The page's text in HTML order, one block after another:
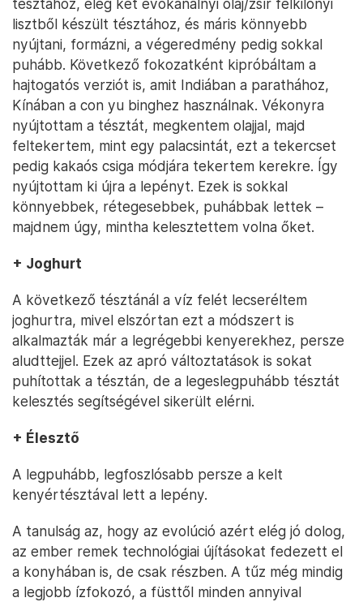
tésztához, elég két evőkanálnyi olaj/zsír félkilónyi
lisztből készült tésztához, és máris könnyebb
nyújtani, formázni, a végeredmény pedig sokkal
puhább. Következő fokozatként kipróbáltam a
hajtogatós verziót is, amit Indiában a parathához,
Kínában a con yu binghez használnak. Vékonyra
nyújtottam a tésztát, megkentem olajjal, majd
feltekertem, mint egy palacsintát, ezt a tekercset
pedig kakaós csiga módjára tekertem kerekre. Így
nyújtottam ki újra a lepényt. Ezek is sokkal
könnyebbek, rétegesebbek, puhábbak lettek –
majdnem úgy, mintha kelesztettem volna őket.
+ Joghurt
A következő tésztánál a víz felét lecseréltem
joghurtra, mivel elszórtan ezt a módszert is
alkalmazták már a legrégebbi kenyerekhez, persze
aludttejjel. Ezek az apró változtatások is sokat
puhítottak a tésztán, de a legeslegpuhább tésztát
kelesztés segítségével sikerült elérni.
+ Élesztő
A legpuhább, legfoszlósabb persze a kelt
kenyértésztával lett a lepény.
A tanulság az, hogy az evolúció azért elég jó dolog,
az ember remek technológiai újításokat fedezett el
a konyhában is, de csak részben. A tűz még mindig
a legjobb ízfokozó, a füsttől minden annyival